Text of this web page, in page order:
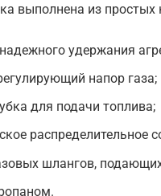
выполнена из
удержания
напор газа;
для подачи топлива;
распределительное
шлангов,